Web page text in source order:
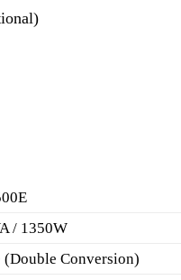
/ 1350W
(Double Conversion)